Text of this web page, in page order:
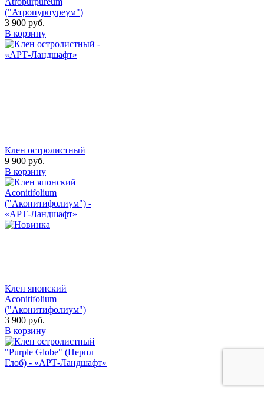
("Атропурпуреум")
3 900 руб.
В корзину
Клен остролистный
9 900 руб.
В корзину
Клен японский
Aconitifolium
("Аконитифолиум")
3 900 руб.
В корзину